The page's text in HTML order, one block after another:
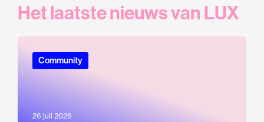
Het laatste nieuws van LUX
Community
26 juli 2026